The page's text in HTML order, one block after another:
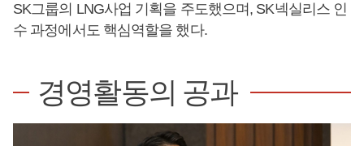
SK그룹의 LNG사업 기획을 주도했으며, SK넥실리스 인
수 과정에서도 핵심역할을 했다.
경영활동의 공과